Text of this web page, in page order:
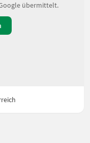
übermittelt.